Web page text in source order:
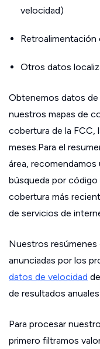
velocidad)
Retroalimentación
Otros datos
Obtenemos datos
nuestros mapas de
cobertura de la FCC,
meses.Para el
área, recomendamos
búsqueda por
cobertura más
de servicios de
Nuestros resúmenes
anunciadas por los
datos de velocidad
de resultados
Para procesar
primero filtramos